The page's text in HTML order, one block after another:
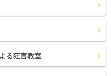
る狂言教室